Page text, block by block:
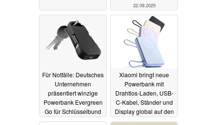
22.09.2025
Für Notfälle: Deutsches
Unternehmen
präsentiert winzige
Powerbank Evergreen
Go für Schlüsselbund
Xiaomi bringt neue
Powerbank mit
Drahtlos-Laden, USB-
C-Kabel, Ständer und
Display global auf den
Markt15.09.2025